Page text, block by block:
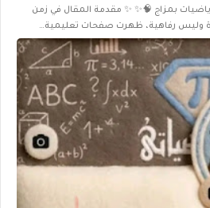
بمزاج 🧠✨ ✨ مقدمة المقال في زمن
وليس رفاهية، ظهرت صفحات تعليمية…